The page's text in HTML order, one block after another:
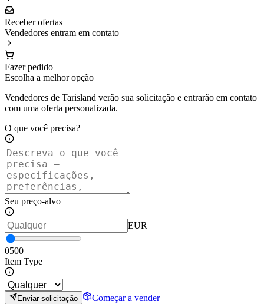
Receber ofertas
Vendedores entram em contato
Fazer pedido
Escolha a melhor opção
Vendedores de Tarisland verão sua solicitação e entrarão em contato
com uma oferta personalizada.
O que você precisa?
Seu preço-alvo
EUR
0500
Item Type
Enviar solicitação
Começar a vender